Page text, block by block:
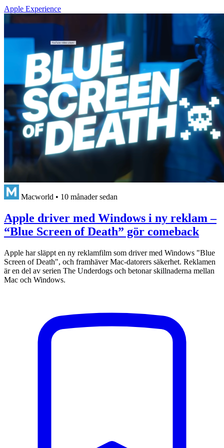
Apple Experience
Macworld • 10 månader sedan
Apple driver med Windows i ny reklam –
“Blue Screen of Death” gör comeback
Apple har släppt en ny reklamfilm som driver med Windows "Blue
Screen of Death", och framhäver Mac-datorers säkerhet. Reklamen
är en del av serien The Underdogs och betonar skillnaderna mellan
Mac och Windows.